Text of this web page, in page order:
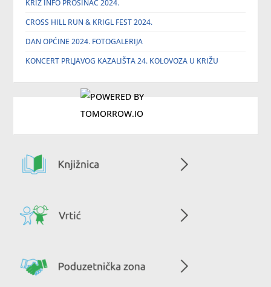
KRIŽ INFO PROSINAC 2024.
CROSS HILL RUN & KRIGL FEST 2024.
DAN OPĆINE 2024. FOTOGALERIJA
KONCERT PRLJAVOG KAZALIŠTA 24. KOLOVOZA U KRIŽU